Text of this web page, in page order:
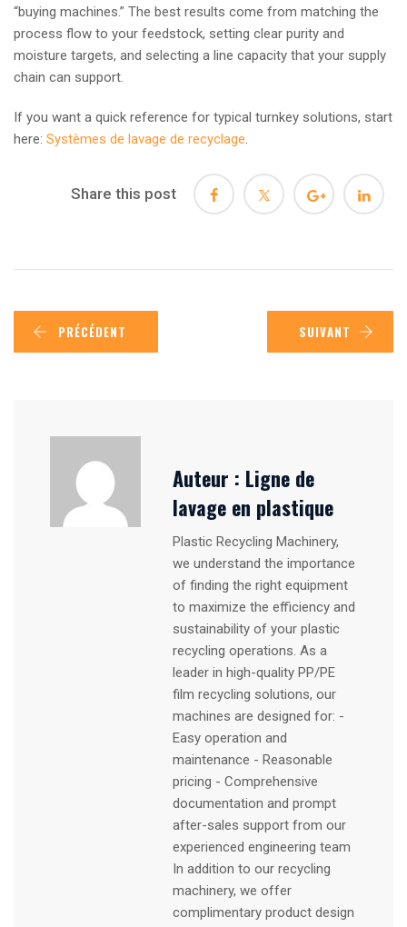
“buying machines.” The best results come from matching the
process flow to your feedstock, setting clear purity and
moisture targets, and selecting a line capacity that your supply
chain can support.
If you want a quick reference for typical turnkey solutions, start
here: Systèmes de lavage de recyclage.
Share this post
PRÉCÉDENT SUIVANT
Auteur : Ligne de
lavage en plastique
Plastic Recycling Machinery,
we understand the importance
of finding the right equipment
to maximize the efficiency and
sustainability of your plastic
recycling operations. As a
leader in high-quality PP/PE
film recycling solutions, our
machines are designed for: -
Easy operation and
maintenance - Reasonable
pricing - Comprehensive
documentation and prompt
after-sales support from our
experienced engineering team
In addition to our recycling
machinery, we offer
complimentary product design